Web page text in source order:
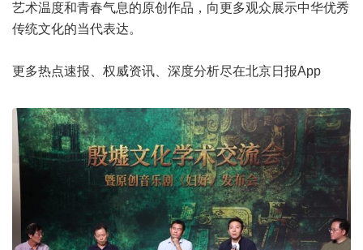
艺术温度和青春气息的原创作品，向更多观众展示中华优秀
传统文化的当代表达。
更多热点速报、权威资讯、深度分析尽在北京日报App